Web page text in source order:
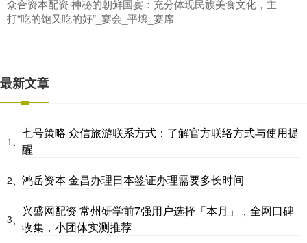
众合资本配资 神秘的朝鲜国宴：充分体现民族美食文化，主
打“吃的饱又吃的好”_宴会_平壤_宴席
最新文章
1、
七号策略 众信旅游联系方式：了解官方联络方式与使用提
醒
2、 鸿岳资本 金昌办理日本签证办理需要多长时间
3、
兴盛网配资 常州研学前7强用户选择「本月」，全网口碑
收集，小团体实测推荐